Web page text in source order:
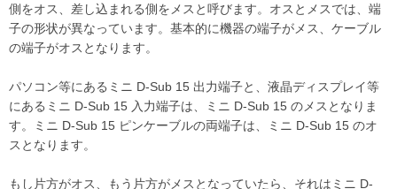
側をオス、差し込まれる側をメスと呼びます。オスとメスでは、端
子の形状が異なっています。基本的に機器の端子がメス、ケーブル
の端子がオスとなります。
パソコン等にあるミニ D-Sub 15 出力端子と、液晶ディスプレイ等
にあるミニ D-Sub 15 入力端子は、ミニ D-Sub 15 のメスとなりま
す。ミニ D-Sub 15 ピンケーブルの両端子は、ミニ D-Sub 15 のオ
スとなります。
もし片方がオス、もう片方がメスとなっていたら、それはミニ D-